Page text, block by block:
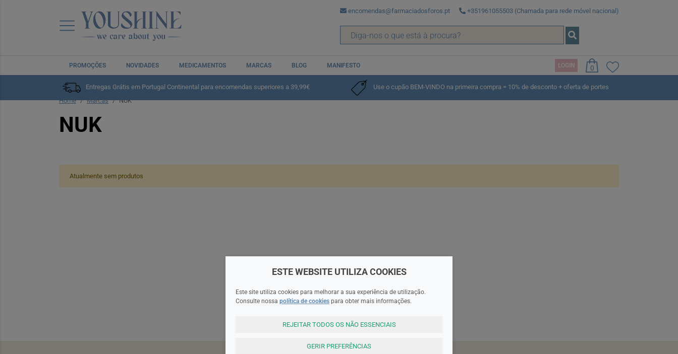
encomendas@farmaciadosforos.pt +351961055503 (Chamada para rede móvel nacional)
PROMOÇÕES NOVIDADES MEDICAMENTOS MARCAS BLOG MANIFESTO LOGIN 0
Entregas Grátis em Portugal Continental para encomendas superiores a 39,99€
Use o cupão BEM-VINDO na primeira compra = 10% de desconto + oferta de portes
Home
Marcas NUK
NUK
Atualmente sem produtos
ESTE WEBSITE UTILIZA COOKIES
Este site utiliza cookies para melhorar a sua experiência de utilização.
Consulte nossa política de cookies para obter mais informações.
REJEITAR TODOS OS NÃO ESSENCIAIS
GERIR PREFERÊNCIAS